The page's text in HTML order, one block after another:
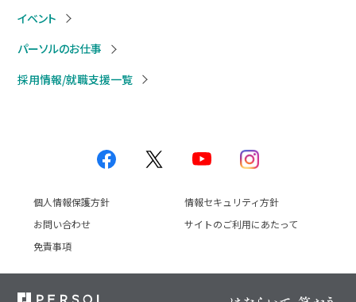
イベント
パーソルのお仕事
採用情報/就職支援一覧
個人情報保護方針
情報セキュリティ方針
お問い合わせ
サイトのご利用にあたって
免責事項